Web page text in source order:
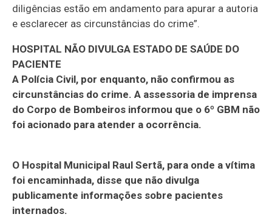
diligências estão em andamento para apurar a autoria
e esclarecer as circunstâncias do crime”.
HOSPITAL NÃO DIVULGA ESTADO DE SAÚDE DO
PACIENTE
A Polícia Civil, por enquanto, não confirmou as
circunstâncias do crime. A assessoria de imprensa
do Corpo de Bombeiros informou que o 6º GBM não
foi acionado para atender a ocorrência.
O Hospital Municipal Raul Sertã, para onde a vítima
foi encaminhada, disse que não divulga
publicamente informações sobre pacientes
internados.